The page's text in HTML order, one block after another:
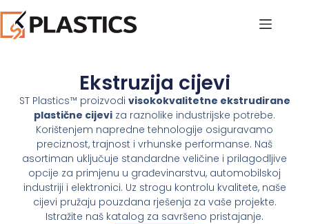
Ekstruzija cijevi
ST Plastics™ proizvodi visokokvalitetne ekstrudirane
plastične cijevi za raznolike industrijske potrebe.
Korištenjem napredne tehnologije osiguravamo
preciznost, trajnost i vrhunske performanse. Naš
asortiman uključuje standardne veličine i prilagodljive
opcije za primjenu u građevinarstvu, automobilskoj
industriji i elektronici. Uz strogu kontrolu kvalitete, naše
cijevi pružaju pouzdana rješenja za vaše projekte.
Istražite naš katalog za savršeno pristajanje.